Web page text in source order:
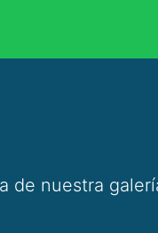
de nuestra